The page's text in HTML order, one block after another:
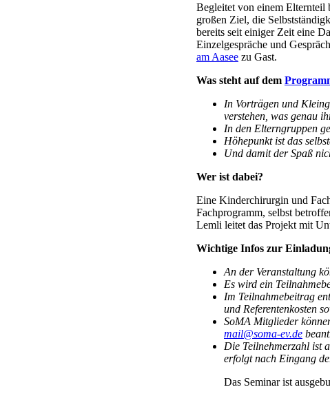
Begleitet von einem Elternteil
großen Ziel, die
bereits seit einiger Zeit eine
Einzelgespräche und
am Aasee zu Gast.
Was steht auf dem
In Vorträgen und
verstehen, was genau
In den Elterngruppen
Höhepunkt ist das
Und damit der Spaß
Wer ist dabei?
Eine Kinderchirurgin und
Fachprogramm, selbst
Lemli leitet das Projekt mit
Wichtige Infos zur
An der Veranstaltung
Es wird ein
Im Teilnahmebeitrag
und Referentenkosten
SoMA Mitglieder
mail@soma-ev.de
Die Teilnehmerzahl ist
erfolgt nach Eingang
Das Seminar ist